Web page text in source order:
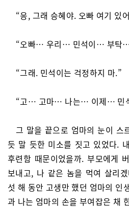
“응, 그래 승혜야. 오빠 여기 있
“오빠… 우리… 민석이… 부탁
“그래. 민석이는 걱정하지 마.”
“고… 고마… 나는… 이제… 민
그 말을 끝으로 엄마의 눈이 스
듯 말 듯한 미소를 짓고 있었다.
후련함 때문이었을까. 부모에게
보내고, 나 같은 놈을 먹여 살리
섯 해 동안 고생만 했던 엄마의 인
과 나는 엄마의 손을 부여잡은 채